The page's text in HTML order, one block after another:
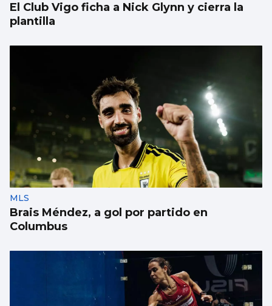
El Club Vigo ficha a Nick Glynn y cierra la
plantilla
MLS
Brais Méndez, a gol por partido en
Columbus